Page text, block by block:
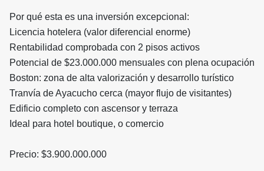
Por qué esta es una inversión excepcional:
Licencia hotelera (valor diferencial enorme)
Rentabilidad comprobada con 2 pisos activos
Potencial de $23.000.000 mensuales con plena ocupación
Boston: zona de alta valorización y desarrollo turístico
Tranvía de Ayacucho cerca (mayor flujo de visitantes)
Edificio completo con ascensor y terraza
Ideal para hotel boutique, o comercio
Precio: $3.900.000.000